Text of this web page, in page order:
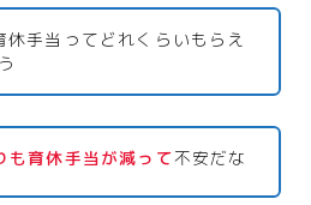
休手当ってどれくらいもらえ
も育休手当が減って不安だな